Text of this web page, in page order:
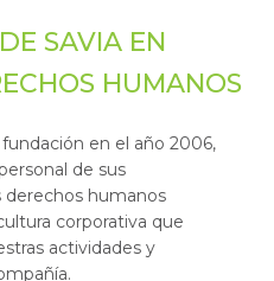
SAVIA EN
HUMANOS
en el año 2006,
de sus
derechos humanos
corporativa que
actividades y